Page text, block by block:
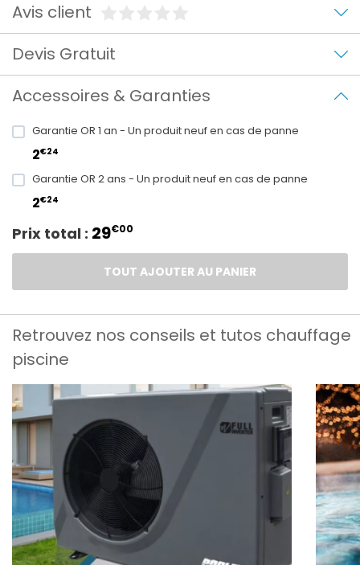
Avis client
Devis Gratuit
Accessoires & Garanties
Garantie OR 1 an - Un produit neuf en cas de panne
2€24
Garantie OR 2 ans - Un produit neuf en cas de panne
2€24
Prix total : 29€00
TOUT AJOUTER AU PANIER
Retrouvez nos conseils et tutos chauffage
piscine